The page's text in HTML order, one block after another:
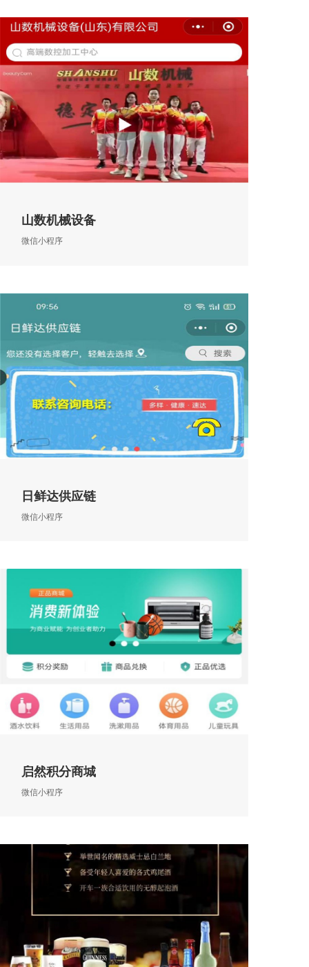
山数机械设备
微信小程序
日鲜达供应链
微信小程序
启然积分商城
微信小程序